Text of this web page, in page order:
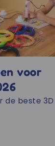
voor
de beste